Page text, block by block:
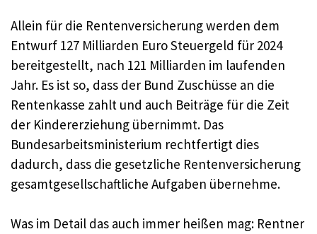
Allein für die Rentenversicherung werden dem
Entwurf 127 Milliarden Euro Steuergeld für 2024
bereitgestellt, nach 121 Milliarden im laufenden
Jahr. Es ist so, dass der Bund Zuschüsse an die
Rentenkasse zahlt und auch Beiträge für die Zeit
der Kindererziehung übernimmt. Das
Bundesarbeitsministerium rechtfertigt dies
dadurch, dass die gesetzliche Rentenversicherung
gesamtgesellschaftliche Aufgaben übernehme.
Was im Detail das auch immer heißen mag: Rentner